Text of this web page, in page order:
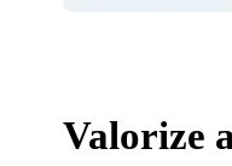
Valorize